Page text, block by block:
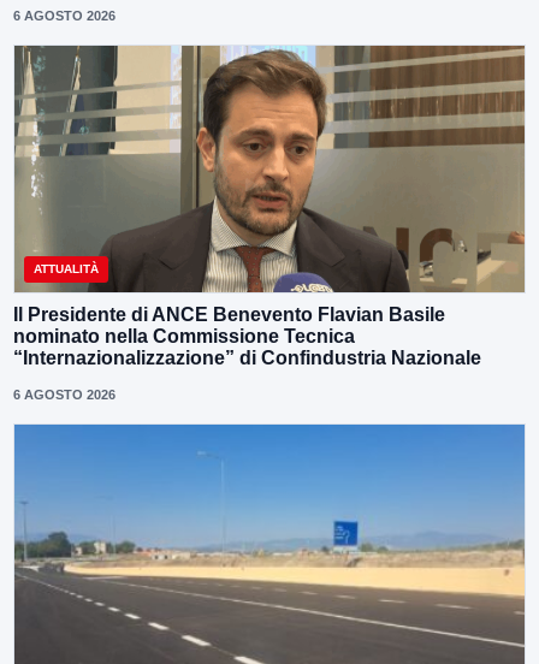
6 AGOSTO 2026
ATTUALITÀ
Il Presidente di ANCE Benevento Flavian Basile
nominato nella Commissione Tecnica
“Internazionalizzazione” di Confindustria Nazionale
6 AGOSTO 2026